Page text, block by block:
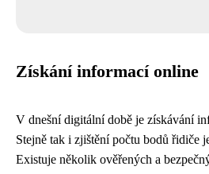
Získání informací online
V dnešní digitální době je získávání
Stejně tak i zjištění počtu bodů řidiče
Existuje několik ověřených a